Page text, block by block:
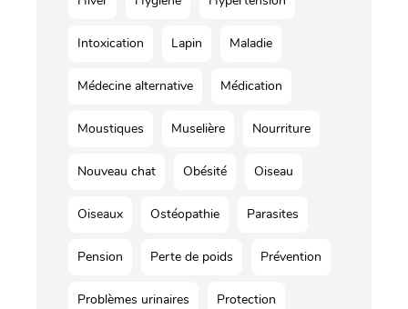
Intoxication Lapin Maladie
Médecine alternative Médication
Moustiques Muselière Nourriture
Nouveau chat Obésité Oiseau
Oiseaux Ostéopathie Parasites
Pension Perte de poids Prévention
Problèmes urinaires Protection